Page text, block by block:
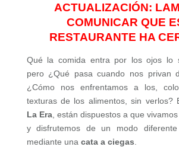
ACTUALIZACIÓN:
COMUNICAR QUE
RESTAURANTE HA
Qué la comida entra por los ojos lo
pero ¿Qué pasa cuando nos privan
¿Cómo nos enfrentamos a los,
texturas de los alimentos, sin verlos?
La Era, están dispuestos a que
y disfrutemos de un modo
mediante una cata a ciegas